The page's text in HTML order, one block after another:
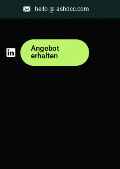
hello @ ashdcc.com
Angebot
erhalten